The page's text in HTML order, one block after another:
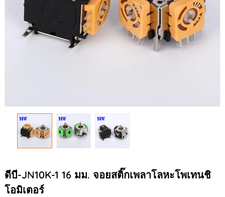
ดีบี-JN10K-1 16 มม. จอยสติ๊กเพลาโลหะโพเทนชิ
โอมิเตอร์